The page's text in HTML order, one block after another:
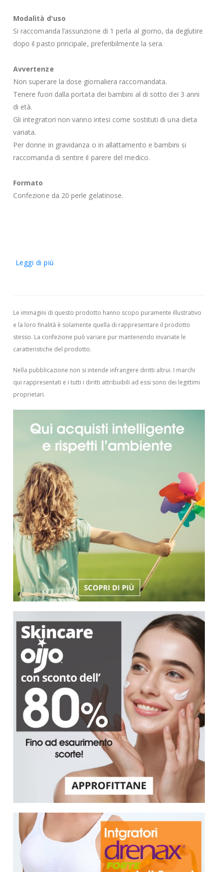
Modalità d'uso
Si raccomanda l’assunzione di 1 perla al giorno, da deglutire
dopo il pasto principale, preferibilmente la sera.
Avvertenze
Non superare la dose giornaliera raccomandata.
Tenere fuori dalla portata dei bambini al di sotto dei 3 anni
di età.
Gli integratori non vanno intesi come sostituti di una dieta
variata.
Per donne in gravidanza o in allattamento e bambini si
raccomanda di sentire il parere del medico.
Formato
Confezione da 20 perle gelatinose.
Leggi di più
Le immagini di questo prodotto hanno scopo puramente illustrativo
e la loro finalità è solamente quella di rappresentare il prodotto
stesso. La confezione può variare pur mantenendo invariate le
caratteristiche del prodotto.
Nella pubblicazione non si intende infrangere diritti altrui. I marchi
qui rappresentati e i tutti i diritti attribuibili ad essi sono dei legittimi
proprietari.